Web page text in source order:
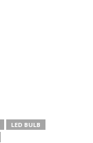
LED BULB